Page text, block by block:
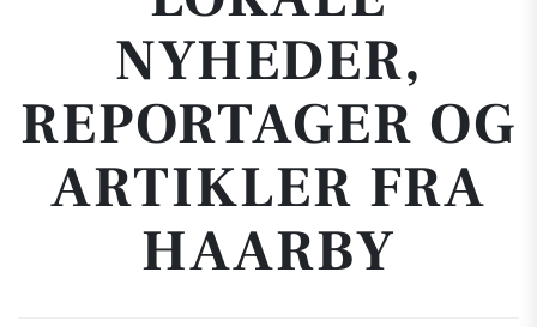
NYHEDER,
REPORTAGER OG
ARTIKLER FRA
HAARBY